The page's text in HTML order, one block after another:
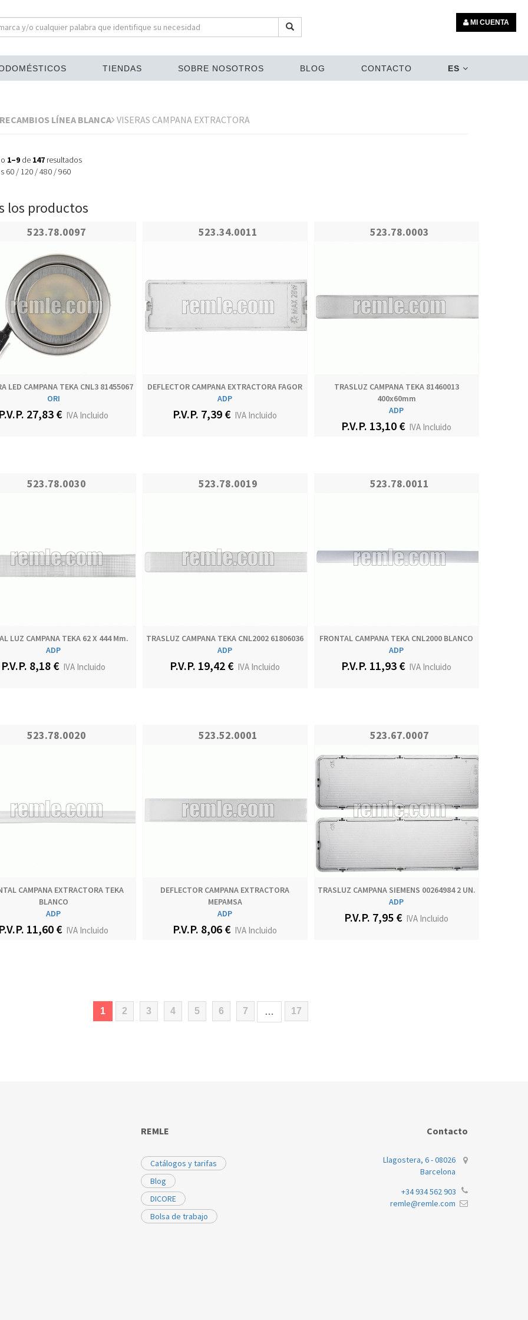
MI CUENTA
TIENDAS SOBRE NOSOTROS BLOG CONTACTO ES
LÍNEA BLANCA VISERAS CAMPANA EXTRACTORA
1–9de 147resultados
60/ 120/480/960
los productos
523.78.0097
LED CAMPANA TEKA CNL3 81455067
ORI
27,83 € IVA Incluido
523.34.0011
DEFLECTOR CAMPANA EXTRACTORA FAGOR
ADP
P.V.P. 7,39 € IVA Incluido
523.78.0003
TRASLUZ CAMPANA TEKA 81460013
400x60mm
ADP
P.V.P. 13,10 € IVA Incluido
523.78.0030
LUZ CAMPANA TEKA 62 X 444 Mm.
ADP
P.V.P. 8,18 € IVA Incluido
523.78.0019
TRASLUZ CAMPANA TEKA CNL2002 61806036
ADP
P.V.P. 19,42 € IVA Incluido
523.78.0011
FRONTAL CAMPANA TEKA CNL2000 BLANCO
ADP
P.V.P. 11,93 € IVA Incluido
523.78.0020
CAMPANA EXTRACTORA TEKA
BLANCO
ADP
11,60 € IVA Incluido
523.52.0001
DEFLECTOR CAMPANA EXTRACTORA
MEPAMSA
ADP
P.V.P. 8,06 € IVA Incluido
523.67.0007
TRASLUZ CAMPANA SIEMENS 00264984 2 UN.
ADP
P.V.P. 7,95 € IVA Incluido
1 (current)
2 3 4 5 6 7 … 17
REMLE
Catálogos y tarifas
Blog
DICORE
Bolsa de trabajo
Contacto
Llagostera, 6 - 08026
Barcelona
+34 934 562 903
remle@remle.com